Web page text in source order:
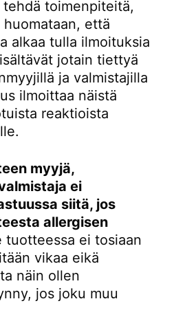
toimenpiteitä,
että
alkaa tulla ilmoituksia
jotain tiettyä
ja valmistajilla
ilmoittaa näistä
reaktioista
myyjä,
ei
siitä, jos
allergisen
tuotteessa ei tosiaan
vikaa eikä
näin ollen
jos joku muu